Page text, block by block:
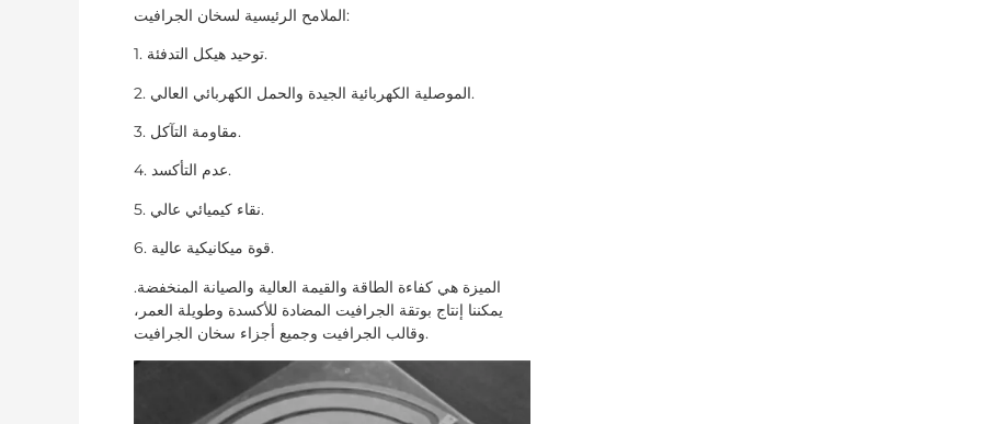
الملامح الرئيسية لسخان الجرافيت:
1. توحيد هيكل التدفئة.
2. الموصلية الكهربائية الجيدة والحمل الكهربائي العالي.
3. مقاومة التآكل.
4. عدم التأكسد.
5. نقاء كيميائي عالي.
6. قوة ميكانيكية عالية.
الميزة هي كفاءة الطاقة والقيمة العالية والصيانة المنخفضة.
يمكننا إنتاج بوتقة الجرافيت المضادة للأكسدة وطويلة العمر،
وقالب الجرافيت وجميع أجزاء سخان الجرافيت.